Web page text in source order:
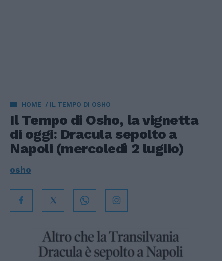
HOME IL TEMPO DI OSHO
Il Tempo di Osho, la vignetta
di oggi: Dracula sepolto a
Napoli (mercoledì 2 luglio)
osho